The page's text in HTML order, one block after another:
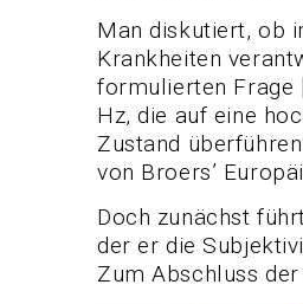
Man diskutiert, ob
Krankheiten
formulierten Frage
Hz, die auf eine
Zustand
von Broers’
Doch zunächst
der er die
Zum Abschluss